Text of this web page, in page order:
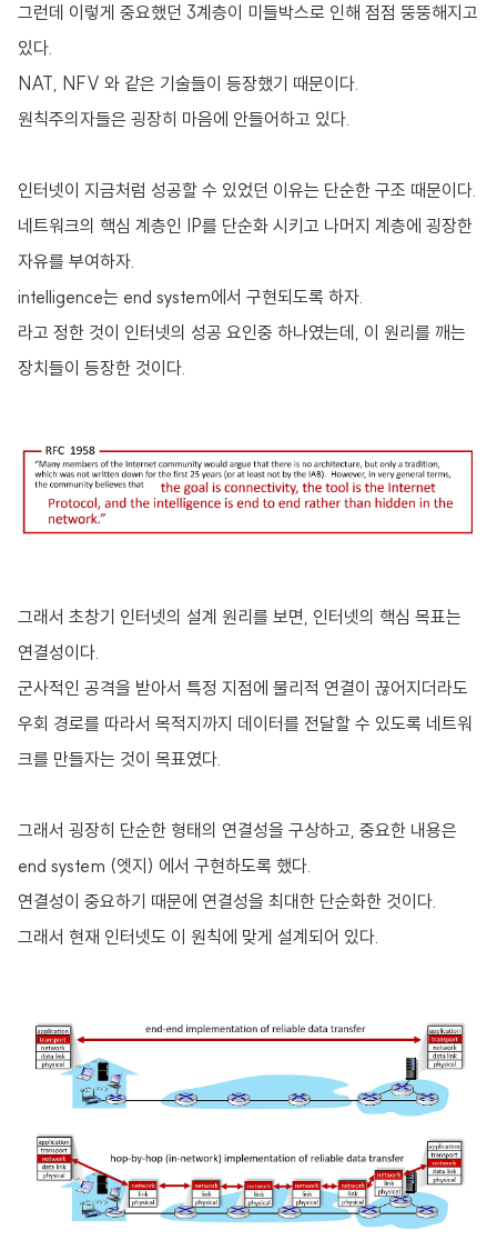
그런데 이렇게 중요했던 3계층이 미들박스로 인해 점점 뚱뚱해지고
있다.
NAT, NFV 와 같은 기술들이 등장했기 때문이다.
원칙주의자들은 굉장히 마음에 안들어하고 있다.
인터넷이 지금처럼 성공할 수 있었던 이유는 단순한 구조 때문이다.
네트워크의 핵심 계층인 IP를 단순화 시키고 나머지 계층에 굉장한
자유를 부여하자.
intelligence는 end system에서 구현되도록 하자.
라고 정한 것이 인터넷의 성공 요인중 하나였는데, 이 원리를 깨는
장치들이 등장한 것이다.
그래서 초창기 인터넷의 설계 원리를 보면, 인터넷의 핵심 목표는
연결성이다.
군사적인 공격을 받아서 특정 지점에 물리적 연결이 끊어지더라도
우회 경로를 따라서 목적지까지 데이터를 전달할 수 있도록 네트워
크를 만들자는 것이 목표였다.
그래서 굉장히 단순한 형태의 연결성을 구상하고, 중요한 내용은
end system (엣지) 에서 구현하도록 했다.
연결성이 중요하기 때문에 연결성을 최대한 단순화한 것이다.
그래서 현재 인터넷도 이 원칙에 맞게 설계되어 있다.